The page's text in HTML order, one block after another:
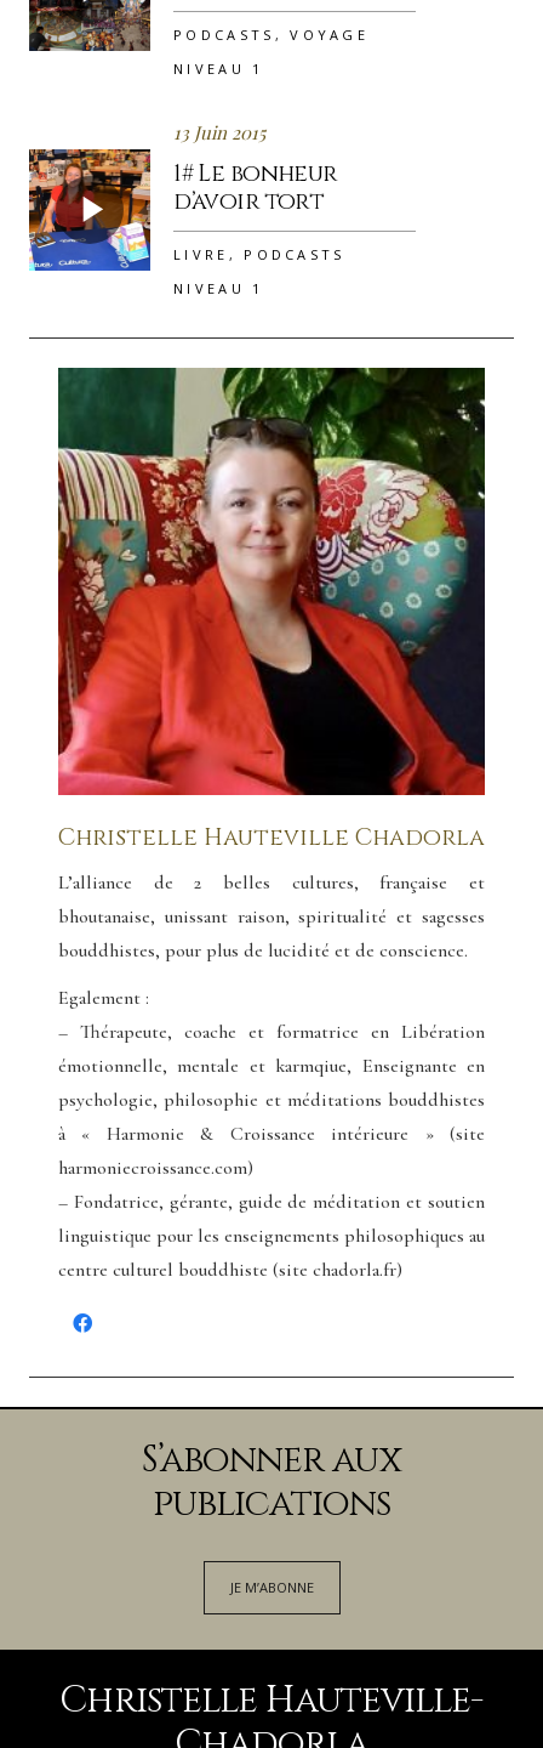
PODCASTS ,VOYAGE
NIVEAU 1
13 Juin 2015
1# Le bonheur
d’avoir tort
LIVRE , PODCASTS
NIVEAU 1
Christelle Hauteville Chadorla
L’alliance de 2 belles cultures, française et
bhoutanaise, unissant raison, spiritualité et sagesses
bouddhistes, pour plus de lucidité et de conscience.
Egalement :
– Thérapeute, coache et formatrice en Libération
émotionnelle, mentale et karmqiue, Enseignante en
psychologie, philosophie et méditations bouddhistes
à « Harmonie & Croissance intérieure » (site
harmoniecroissance.com)
– Fondatrice, gérante, guide de méditation et soutien
linguistique pour les enseignements philosophiques au
centre culturel bouddhiste (site chadorla.fr)
S’abonner aux
publications
JE M’ABONNE
Christelle Hauteville-